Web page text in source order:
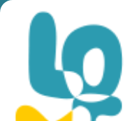
You are here: Home »